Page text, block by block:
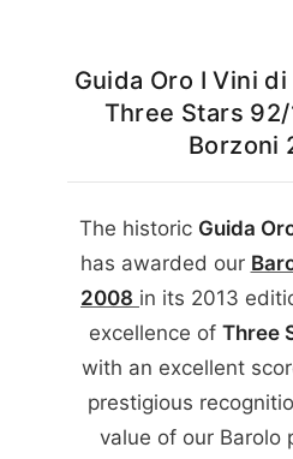
Guida Oro I Vini
Three Stars
Borzoni
The historic Guida
has awarded our
2008 in its 2013
excellence of Three
with an excellent
prestigious
value of our Barolo